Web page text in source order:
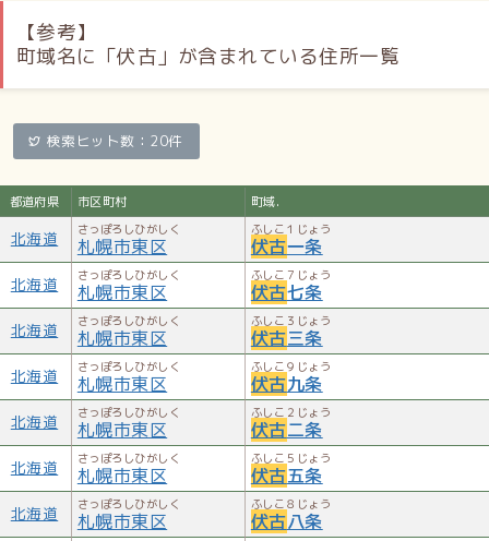
【参考】
町域名に「伏古」が含まれている住所一覧
検索ヒット数：20件
都道府県 市区町村 町域.
北海道 さっぽろしひがしく
札幌市東区
ふしこ１じょう
伏古一条
北海道 さっぽろしひがしく
札幌市東区
ふしこ７じょう
伏古七条
北海道 さっぽろしひがしく
札幌市東区
ふしこ３じょう
伏古三条
北海道 さっぽろしひがしく
札幌市東区
ふしこ９じょう
伏古九条
北海道 さっぽろしひがしく
札幌市東区
ふしこ２じょう
伏古二条
北海道 さっぽろしひがしく
札幌市東区
ふしこ５じょう
伏古五条
北海道 さっぽろしひがしく
札幌市東区
ふしこ８じょう
伏古八条